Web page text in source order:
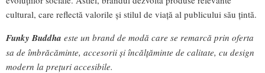
cultural, care reflectă valorile și stilul de viață al publicului său țintă.
Funky Buddha este un brand de modă care se remarcă prin oferta
sa de îmbrăcăminte, accesorii și încălțăminte de calitate, cu design
modern la prețuri accesibile.